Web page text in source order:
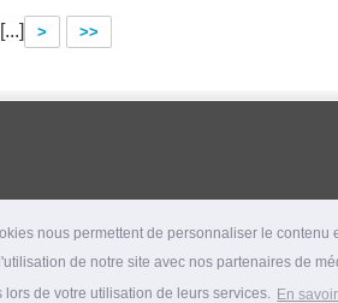
nous permettent de personnaliser le contenu
de notre site avec nos partenaires de
de votre utilisation de leurs services. En
[...] > >>